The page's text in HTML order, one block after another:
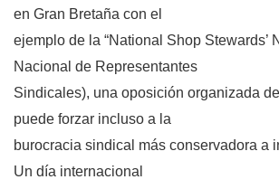
en Gran Bretaña con el
ejemplo de la “National Shop Stewards’
Nacional de Representantes
Sindicales), una oposición organizada
puede forzar incluso a la
burocracia sindical más conservadora a
Un día internacional